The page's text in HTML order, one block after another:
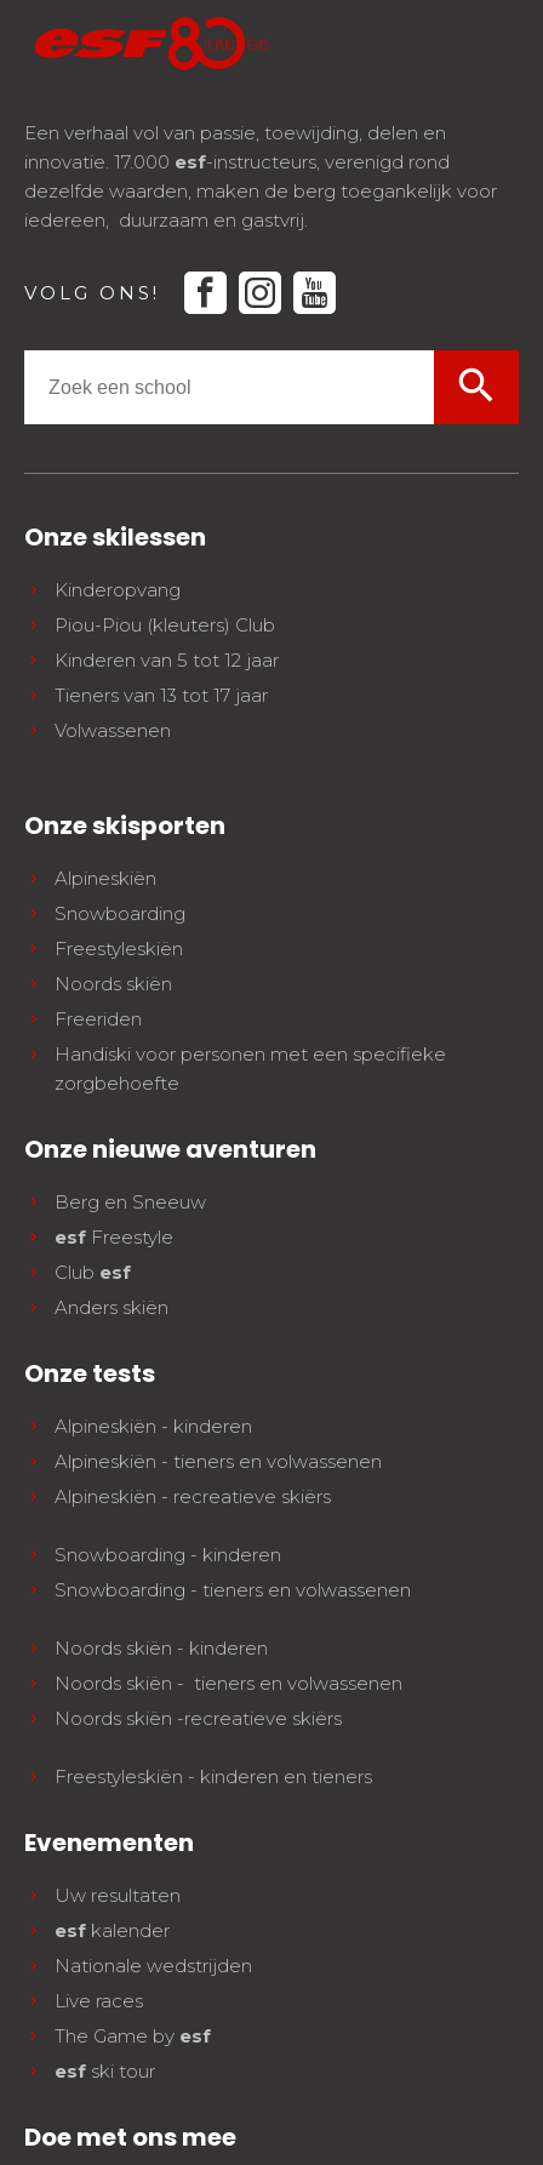
Een verhaal vol van passie, toewijding, delen en
innovatie. 17.000 esf-instructeurs, verenigd rond
dezelfde waarden, maken de berg toegankelijk voor
iedereen, duurzaam en gastvrij.
VOLG ONS! facebook instagram youtube
search
Onze skilessen
Kinderopvang
Piou-Piou (kleuters) Club
Kinderen van 5 tot 12 jaar
Tieners van 13 tot 17 jaar
Volwassenen
Onze skisporten
Alpineskiën
Snowboarding
Freestyleskiën
Noords skiën
Freeriden
Handiski voor personen met een specifieke
zorgbehoefte
Onze nieuwe aventuren
Berg en Sneeuw
esf Freestyle
Club esf
Anders skiën
Onze tests
Alpineskiën - kinderen
Alpineskiën - tieners en volwassenen
Alpineskiën - recreatieve skiërs
Snowboarding - kinderen
Snowboarding - tieners en volwassenen
Noords skiën - kinderen
Noords skiën - tieners en volwassenen
Noords skiën -recreatieve skiërs
Freestyleskiën - kinderen en tieners
Evenementen
Uw resultaten
esf kalender
Nationale wedstrijden
Live races
The Game by esf
esf ski tour
Doe met ons mee